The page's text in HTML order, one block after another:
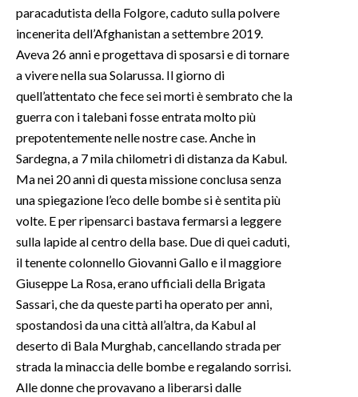
paracadutista della Folgore, caduto sulla polvere
incenerita dell’Afghanistan a settembre 2019.
Aveva 26 anni e progettava di sposarsi e di tornare
a vivere nella sua Solarussa. Il giorno di
quell’attentato che fece sei morti è sembrato che la
guerra con i talebani fosse entrata molto più
prepotentemente nelle nostre case. Anche in
Sardegna, a 7 mila chilometri di distanza da Kabul.
Ma nei 20 anni di questa missione conclusa senza
una spiegazione l’eco delle bombe si è sentita più
volte. E per ripensarci bastava fermarsi a leggere
sulla lapide al centro della base. Due di quei caduti,
il tenente colonnello Giovanni Gallo e il maggiore
Giuseppe La Rosa, erano ufficiali della Brigata
Sassari, che da queste parti ha operato per anni,
spostandosi da una città all’altra, da Kabul al
deserto di Bala Murghab, cancellando strada per
strada la minaccia delle bombe e regalando sorrisi.
Alle donne che provavano a liberarsi dalle